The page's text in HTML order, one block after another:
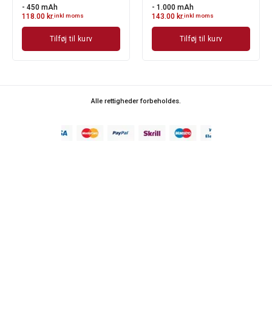
- 450 mAh
118.00 kr.inkl moms
Tilføj til kurv
- 1.000 mAh
143.00 kr.inkl moms
Tilføj til kurv
Alle rettigheder forbeholdes.